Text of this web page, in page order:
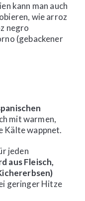
kann man auch
wie arroz
negro
(gebackener
mit warmen,
Kälte wappnet.
jeden
aus Fleisch,
geringer Hitze